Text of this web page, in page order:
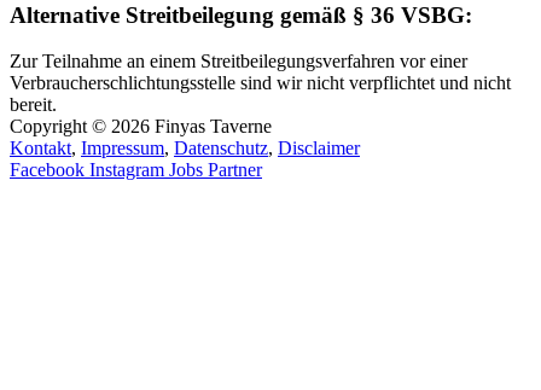
Alternative Streitbeilegung gemäß § 36 VSBG:
Zur Teilnahme an einem Streitbeilegungsverfahren vor einer
Verbraucherschlichtungsstelle sind wir nicht verpflichtet und nicht
bereit.
Copyright © 2026 Finyas Taverne
Kontakt, Impressum, Datenschutz, Disclaimer
Facebook Instagram Jobs Partner